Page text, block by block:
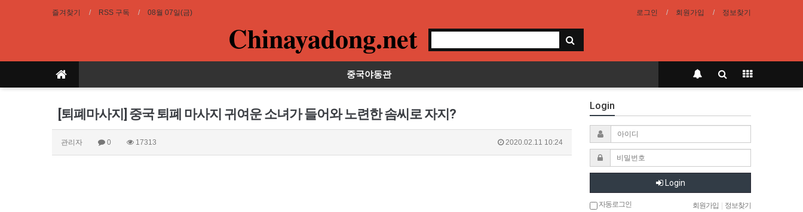
즐겨찾기 RSS 구독 08월 07일(금) 로그인 회원가입 정보찾기
Chinayadong.net
중국야동관
[퇴폐마사지] 중국 퇴폐 마사지 귀여운 소녀가 들어와 노련한 솜씨로 자지?
관리자 0 17313 2020.02.11 10:24
Login
Login
자동로그인 회원가입 정보찾기